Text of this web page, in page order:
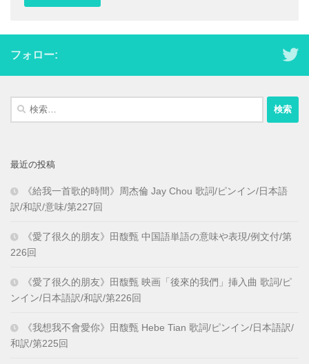
フォロー:
検
最近の投稿
《給我一首歌的時間》周杰倫 Jay Chou 歌詞/ピンイン/日本語
訳/和訳/意味/第227回
《愛了很久的朋友》田馥甄 中国語単語の意味や表現/例文付/第
226回
《愛了很久的朋友》田馥甄 映画「後來的我們」挿入曲 歌詞/ピ
ンイン/日本語訳/和訳/第226回
《我想我不會愛你》田馥甄 Hebe Tian 歌詞/ピンイン/日本語訳/
和訳/第225回